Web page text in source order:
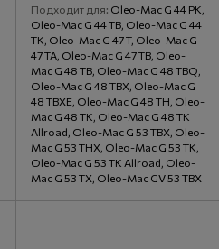
Подходит для Oleo-Mac G 44 PK,
Oleo-Mac G 44 TB, Oleo-Mac G 44
TK, Oleo-Mac G 47 T, Oleo-Mac G
47 TA, Oleo-Mac G 47 TB, Oleo-
Mac G 48 TB, Oleo-Mac G 48 TBQ,
Oleo-Mac G 48 TBX, Oleo-Mac G
48 TBXE, Oleo-Mac G 48 TH, Oleo-
Mac G 48 TK, Oleo-Mac G 48 TK
Allroad, Oleo-Mac G 53 TBX, Oleo-
Mac G 53 THX, Oleo-Mac G 53 TK,
Oleo-Mac G 53 TK Allroad, Oleo-
Mac G 53 TX, Oleo-Mac GV 53 TBX